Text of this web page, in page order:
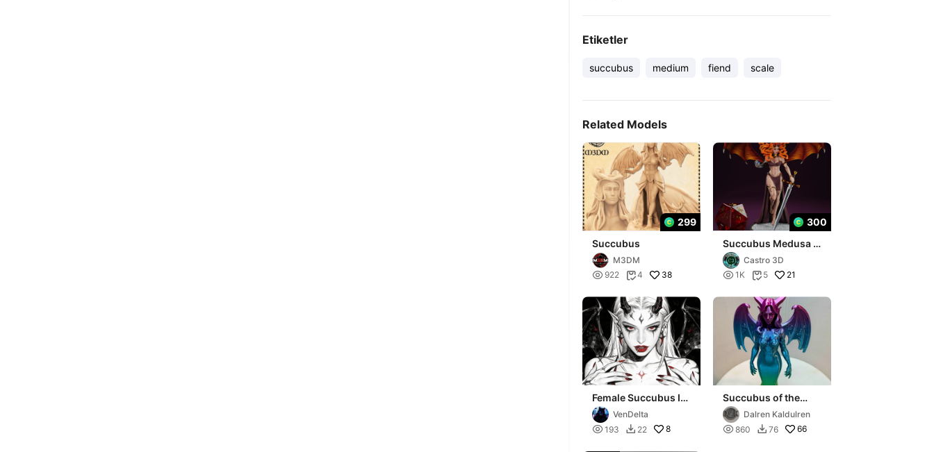
Etiketler
succubus medium fiend scale
Related Models
299
Succubus
M3DM
 922 4 38
300
Succubus Medusa -
Tabletop game
miniature
Castro 3D
 1K  5 21
Female Succubus I
HueforgeVenDelta
 193  22 8
Succubus of the
RhythmsDalren Kaldulren
 860  76 66